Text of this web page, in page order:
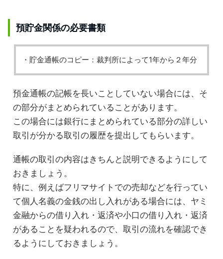
預貯金関係の必要書類
・貯金通帳のコピー：裁判所によって1年から２年分
預金通帳の記帳を長いことしていない場合には、そ
の部分がまとめられていることがあります。
この場合には銀行にまとめられている部分の詳しい
取引が分かる取引の履歴を提出してもらいます。
通帳の取引の内容はきちんと説明できるようにして
おきましょう。
特に、例えばフリマサイトでの売却などを行ってい
て個人名義の金銭の出し入れがある場合には、ヤミ
金融からの借り入れ・返済や小口の借り入れ・返済
があることを疑われるので、取引の流れを確認でき
るようにしておきましょう。